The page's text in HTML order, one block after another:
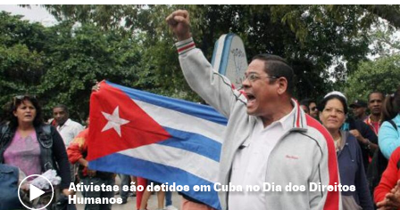
Ativistas são detidos em Cuba no Dia dos Direitos
Humanos